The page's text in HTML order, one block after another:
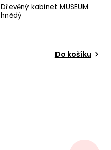
Dřevěný kabinet MUSEUM
hnědý
Do košíku